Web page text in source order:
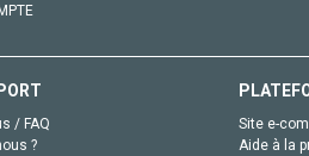
/ FAQ
?
Site e-
Aide à la